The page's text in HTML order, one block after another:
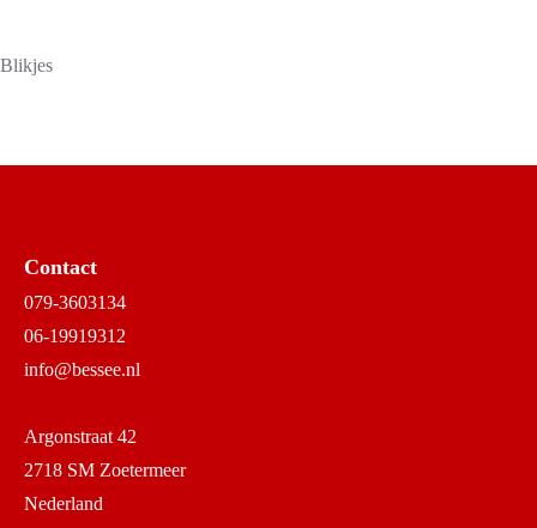
Blikjes
Contact
079-3603134
06-19919312
info@bessee.nl
Argonstraat 42
2718 SM Zoetermeer
Nederland